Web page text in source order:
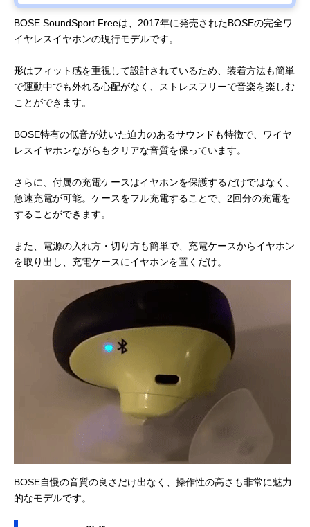
BOSE SoundSport Freeは、2017年に発売されたBOSEの完全ワ
イヤレスイヤホンの現行モデルです。
形はフィット感を重視して設計されているため、装着方法も簡単
で運動中でも外れる心配がなく、ストレスフリーで音楽を楽しむ
ことができます。
BOSE特有の低音が効いた迫力のあるサウンドも特徴で、ワイヤ
レスイヤホンながらもクリアな音質を保っています。
さらに、付属の充電ケースはイヤホンを保護するだけではなく、
急速充電が可能。ケースをフル充電することで、2回分の充電を
することができます。
また、電源の入れ方・切り方も簡単で、充電ケースからイヤホン
を取り出し、充電ケースにイヤホンを置くだけ。
BOSE自慢の音質の良さだけ出なく、操作性の高さも非常に魅力
的なモデルです。